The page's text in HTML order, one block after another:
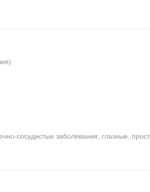
сосудистые заболевания, глазные,